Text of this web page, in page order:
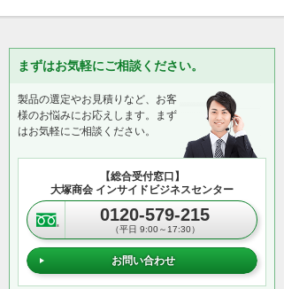
まずはお気軽にご相談ください。
製品の選定やお見積りなど、お客
様のお悩みにお応えします。まず
はお気軽にご相談ください。
【総合受付窓口】
大塚商会 インサイドビジネスセンター
0120-579-215
（平日 9:00～17:30）
お問い合わせ